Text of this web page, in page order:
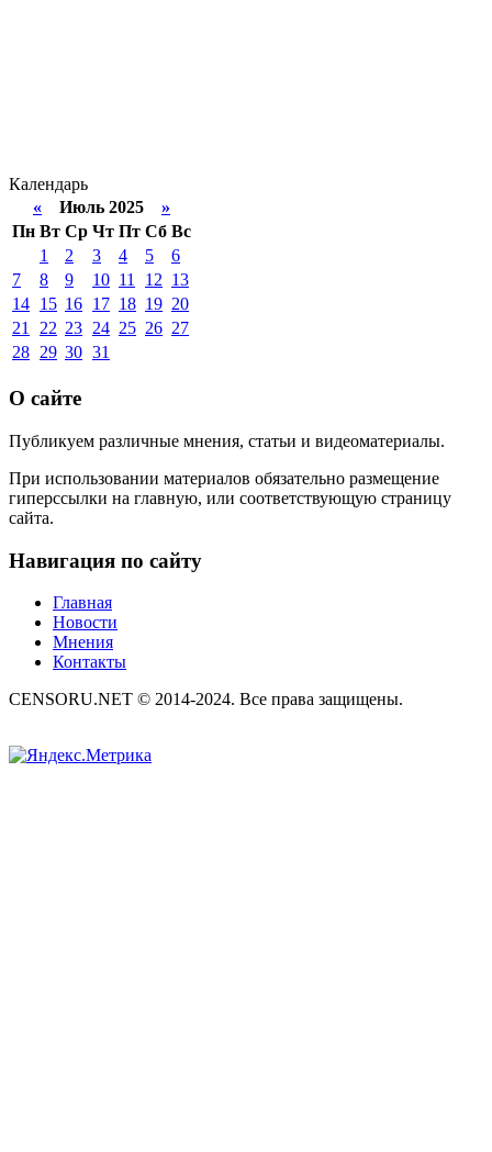
Календарь
« Июль 2025 »
Пн Вт Ср Чт Пт Сб Вс
1
2 3 4 5
6
7
8 9 10 11 12 13
14 15 16 17 18 19 20
21
22 23 24 25 26 27
28 29 30 31
О сайте
Публикуем различные мнения, статьи и видеоматериалы.
При использовании материалов обязательно размещение
гиперссылки на главную, или соответствующую страницу
сайта.
Навигация по сайту
Главная
Новости
Мнения
Контакты
CENSORU.NET © 2014-2024. Все права защищены.